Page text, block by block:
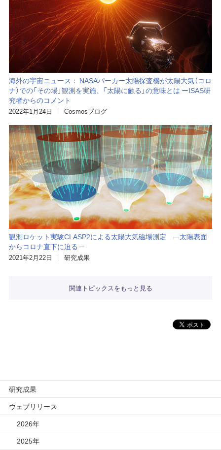
海外の宇宙ニュース： NASAパーカー太陽探査機が太陽大気（コロ
ナ）での「その場」観測を実施、「太陽に触る」の意味とは ーISAS研
究者からのコメント
2022年1月24日 Cosmosブログ
観測ロケット実験CLASP2による太陽大気磁場測定 ─ 太陽表面
からコロナ直下に迫る ─
2021年2月22日 研究成果
関連トピックスをもっと見る
研究成果
ウェブリリース
2026年
2025年